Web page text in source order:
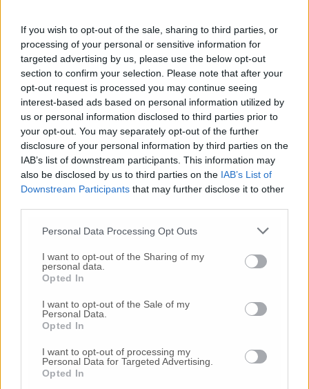
If you wish to opt-out of the sale, sharing to third parties, or
processing of your personal or sensitive information for
targeted advertising by us, please use the below opt-out
section to confirm your selection. Please note that after your
opt-out request is processed you may continue seeing
interest-based ads based on personal information utilized by
us or personal information disclosed to third parties prior to
your opt-out. You may separately opt-out of the further
disclosure of your personal information by third parties on the
IAB’s list of downstream participants. This information may
also be disclosed by us to third parties on the IAB’s List of
Downstream Participants that may further disclose it to other
Personal Data Processing Opt Outs
I want to opt-out of the Sharing of my
personal data.
Opted In
I want to opt-out of the Sale of my
Personal Data.
Opted In
I want to opt-out of processing my
Personal Data for Targeted Advertising.
Opted In
senza gravi lesioni per i coinvolti».
L’assessora Federica Gatto con delega alla
Polizia Locale, Sicurezza e Rapporti con le
Forze dell’Ordine per prima ringrazia «le
donne e agli uomini del Comando di Polizia
locale e di tutte le forze dell’ordine per lo
sforzo di questi giorni, per la vicinanza alla
cittadinanza, nonostante i rischi che corrono
quotidianamente per la nostra sicurezza.
Proprio per tale motivazione voglio
sottolineare l’estrema importanza di rimanere
a casa e di uscire solamente per necessità,
l’Amministrazione comunale ha fornito
ulteriori mascherine al Comando di Polizia
locale per garantire una maggior sicurezza a
tutti gli operatori che quotidianamente
sorvegliano i luoghi sensibili e sono a
contatto con la cittadinanza. E’ già stata
effettuata due volte l’igienizzazione della
caserma della Polizia locale che sarà ripetuta
settimanalmente durante questo periodo di
emergenza».